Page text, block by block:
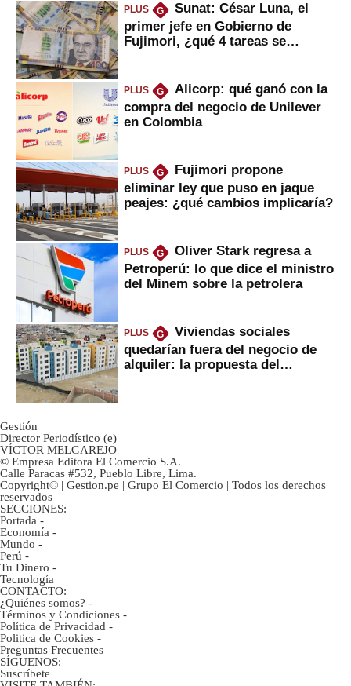
PLUS G
Sunat: César Luna, el
primer jefe en Gobierno de
Fujimori, ¿qué 4 tareas se
PLUS G
Alicorp: qué ganó con la
compra del negocio de Unilever
en Colombia
PLUS G
Fujimori propone
eliminar ley que puso en jaque
peajes: ¿qué cambios implicaría?
PLUS G
Oliver Stark regresa a
Petroperú: lo que dice el ministro
del Minem sobre la petrolera
PLUS G
Viviendas sociales
quedarían fuera del negocio de
alquiler: la propuesta del
Gestión
Director Periodístico (e)
VÍCTOR MELGAREJO
© Empresa Editora El Comercio S.A.
Calle Paracas #532, Pueblo Libre, Lima.
Copyright© | Gestion.pe | Grupo El Comercio | Todos los derechos
reservados
SECCIONES:
Portada -
Economía -
Mundo -
Perú -
Tu Dinero -
Tecnología
CONTACTO:
¿Quiénes somos? -
Términos y Condiciones -
Política de Privacidad -
Politica de Cookies -
Preguntas Frecuentes
SÍGUENOS:
Suscríbete